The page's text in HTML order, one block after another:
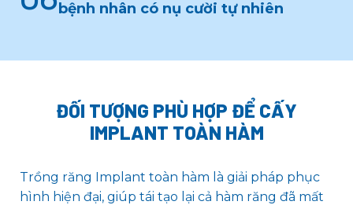
bệnh nhân có nụ cười tự nhiên
ĐỐI TƯỢNG PHÙ HỢP ĐỂ CẤY
IMPLANT TOÀN HÀM
Trồng răng Implant toàn hàm là giải pháp phục
hình hiện đại, giúp tái tạo lại cả hàm răng đã mất